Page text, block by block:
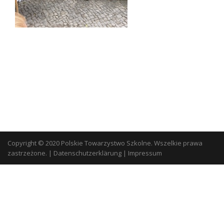
Copyright © 2020 Polskie Towarzystwo Szkolne. Wszelkie prawa
zastrzeżone. | Datenschutzerklärung | Impressum